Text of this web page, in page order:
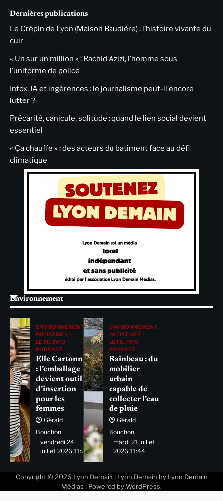
Dernières publications
Le Crépin de Lyon (Maison Baudière) : l’histoire vivante du
cuir
« Un sur un million » : Rachid Azizi, l’homme sous
l’uniforme de police
Infox, IA et ingérences : le journalisme peut-il encore
lutter ?
Précarité, canicule, solitude : quand le lien social devient
essentiel
« Ça chauffe » : des acteurs du batiment face au défi
climatique
Environnement
ENVIRONNEMENT
INITIATIVES
LE FIL INFO
PODCAST
Elle Cartonne
: l’emballage
devient outil
d’insertion
pour les
femmes
Gérald
Bouchon
vendredi 24
juillet 2026 11:29
ENVIRONNEMENT
INITIATIVES
LE FIL INFO
PODCAST
Rainbeau : du
mobilier
urbain
capable de
collecter l’eau
de pluie
Gérald
Bouchon
mardi 21 juillet
2026 11:44
Copyright © 2026 Lyon Demain | Lyon Demain by Lyon Demain
Médias | Powered by WordPress.